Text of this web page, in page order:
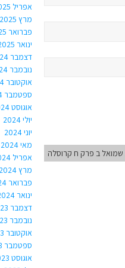
ב פרק ח קרוסלה
אפריל 2025
מרץ 2025
פברואר 2025
ינואר 2025
דצמבר 2024
נובמבר 2024
אוקטובר 2024
ספטמבר 2024
אוגוסט 2024
יולי 2024
יוני 2024
מאי 2024
אפריל 2024
מרץ 2024
פברואר 2024
ינואר 2024
דצמבר 2023
נובמבר 2023
אוקטובר 2023
ספטמבר 2023
אוגוסט 2023